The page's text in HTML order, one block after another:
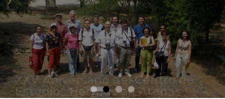
XXV Aniversario del Centro de
Estudios Hermes en Atenas
La historia de tres días felices y plenos que recordaremos
cada uno en nuestro país